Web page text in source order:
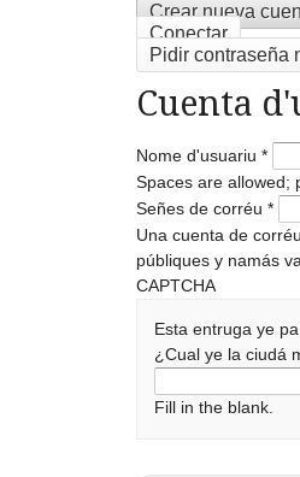
Crear nueva
Conectar
Pidir contraseña
Cuenta
Nome d'usuariu *
Spaces are allowed;
Señes de corréu *
Una cuenta de
públiques y namás
CAPTCHA
Esta entruga ye
¿Cual ye la ciudá
Fill in the blank.